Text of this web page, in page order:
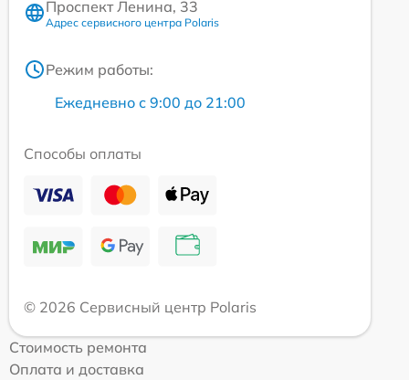
Проспект Ленина, 33
Адрес сервисного центра Polaris
Режим работы:
Ежедневно с 9:00 до 21:00
Способы оплаты
© 2026 Сервисный центр Polaris
Стоимость ремонта
Оплата и доставка